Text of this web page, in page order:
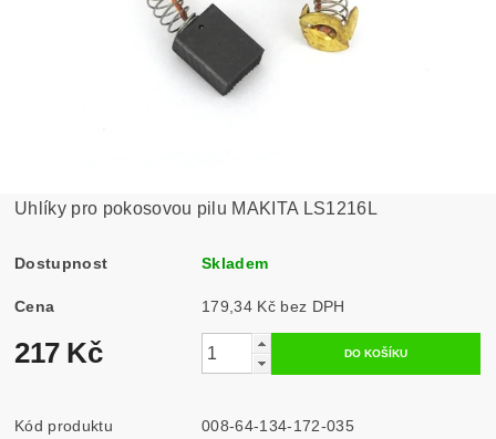
Uhlíky pro pokosovou pilu MAKITA LS1216L
Dostupnost Skladem
Cena 179,34 Kč bez DPH
217 Kč
Kód produktu 008-64-134-172-035